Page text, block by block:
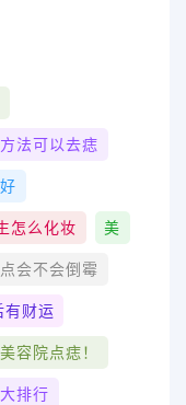
法可以去痣
怎么化妆 美
会不会倒霉
有财运
容院点痣！
排行